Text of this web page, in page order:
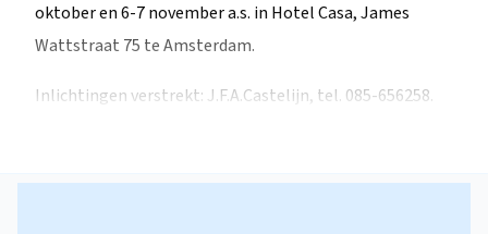
oktober en 6-7 november a.s. in Hotel Casa, James
Wattstraat 75 te Amsterdam.
Inlichtingen verstrekt: J.F.A.Castelijn, tel. 085-656258.